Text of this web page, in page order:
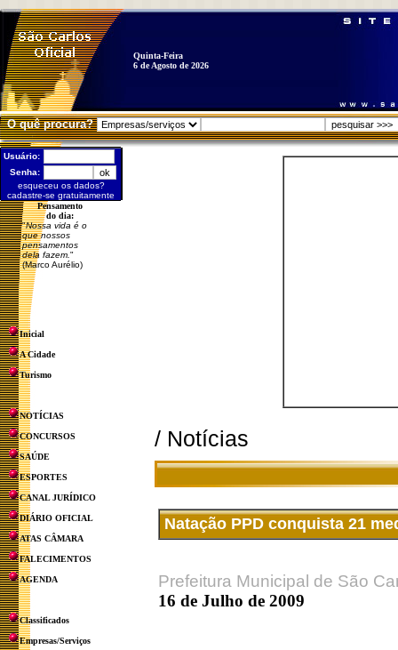
Quinta-Feira
6 de Agosto de 2026
O quê procura?
Usuário:
Senha:
esqueceu os dados?
cadastre-se gratuitamente
Pensamento
do dia:
"Nossa vida é o
que nossos
pensamentos
dela fazem. "
(Marco Aurélio)
Inicial
A Cidade
Turismo
NOTÍCIAS
CONCURSOS
SAÚDE
ESPORTES
CANAL JURÍDICO
DIÁRIO OFICIAL
ATAS CÂMARA
FALECIMENTOS
AGENDA
Classificados
Empresas/Serviços
/ Notícias
Natação PPD conquista 21
Prefeitura Municipal de São
16 de Julho de 2009